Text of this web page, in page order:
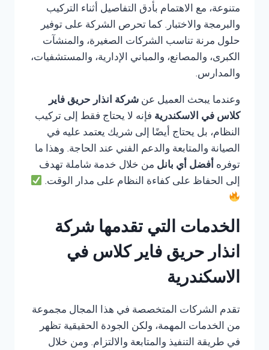
متنوعة، مع الاهتمام بأدق التفاصيل أثناء التركيب
والبرمجة والاختبار. كما تحرص الشركة على توفير
حلول مرنة تناسب الشركات الصغيرة، والمنشآت
الكبرى، والمصانع، والمباني الإدارية، والمستشفيات،
والمدارس.
وعندما يبحث العميل عن شركة انذار حريق فاير
كلاس في الاسكندرية فإنه لا يحتاج فقط إلى تركيب
النظام، بل يحتاج أيضًا إلى شريك يعتمد عليه في
الصيانة والمتابعة والدعم الفني عند الحاجة. وهذا ما
توفره أفضل أي بانل من خلال خدمة شاملة تهدف
إلى الحفاظ على كفاءة النظام على مدار الوقت.
الخدمات التي تقدمها شركة
انذار حريق فاير كلاس في
الاسكندرية
تقدم الشركات المتخصصة في هذا المجال مجموعة
من الخدمات المهمة، ولكن الجودة الحقيقية تظهر
في طريقة التنفيذ والمتابعة والالتزام. ومن خلال